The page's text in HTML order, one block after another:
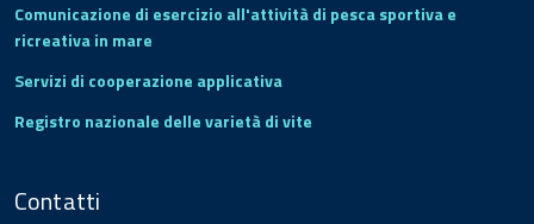
Comunicazione di esercizio all'attività di pesca sportiva e
ricreativa in mare
Servizi di cooperazione applicativa
Registro nazionale delle varietà di vite
Contatti